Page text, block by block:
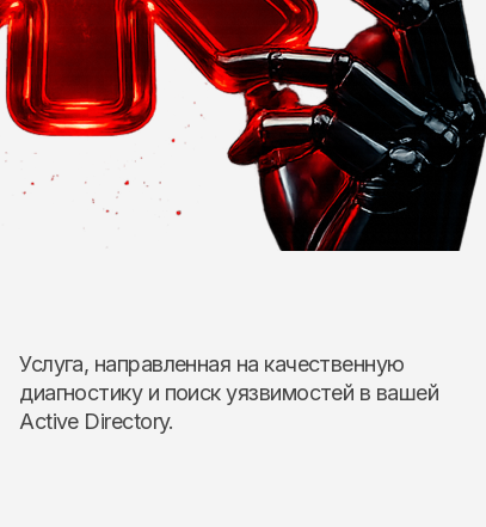
Услуга, направленная на качественную
диагностику и поиск уязвимостей в вашей
Active Directory.